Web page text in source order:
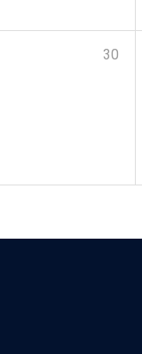
30